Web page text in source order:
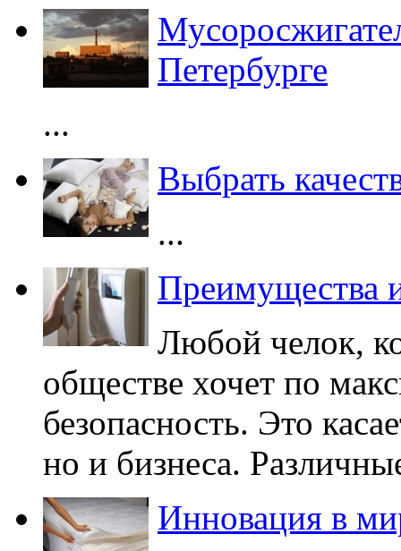
Петербурге
...
Выбрать
...
Преимущества
Любой челок,
обществе хочет по
безопасность. Это
но и бизнеса.
Инновация в